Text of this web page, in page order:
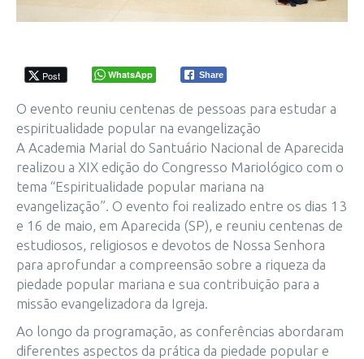
Post WhatsApp Share
O evento reuniu centenas de pessoas para estudar a
espiritualidade popular na evangelização
A Academia Marial do Santuário Nacional de Aparecida
realizou a XIX edição do Congresso Mariológico com o
tema “Espiritualidade popular mariana na
evangelização”. O evento foi realizado entre os dias 13
e 16 de maio, em Aparecida (SP), e reuniu centenas de
estudiosos, religiosos e devotos de Nossa Senhora
para aprofundar a compreensão sobre a riqueza da
piedade popular mariana e sua contribuição para a
missão evangelizadora da Igreja.
Ao longo da programação, as conferências abordaram
diferentes aspectos da prática da piedade popular e